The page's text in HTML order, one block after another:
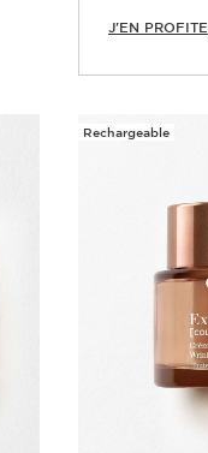
J'EN PROFITE
Rechargeable